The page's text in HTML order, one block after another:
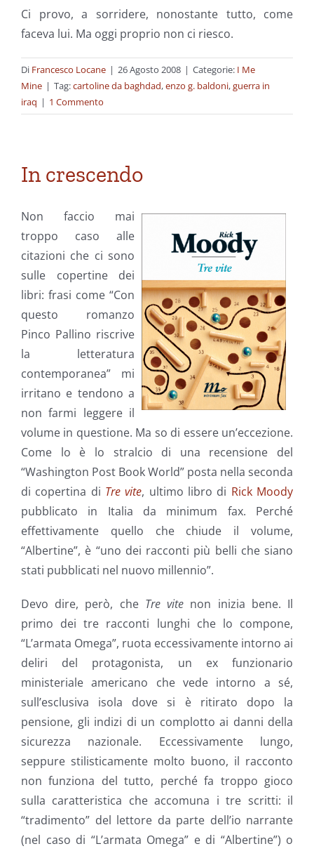
Ci provo, a sorridere, nonostante tutto, come
faceva lui. Ma oggi proprio non ci riesco.
Di Francesco Locane | 26 Agosto 2008 | Categorie: I Me
Mine | Tag:cartoline da baghdad,enzo g. baldoni,guerra in
iraq | 1 Commento
In crescendo
Non faccio mai
troppo caso alle
citazioni che ci sono
sulle copertine dei
libri: frasi come “Con
questo romanzo
Pinco Pallino riscrive
la letteratura
contemporanea” mi
irritano e tendono a
non farmi leggere il
volume in questione. Ma so di essere un’eccezione.
Come lo è lo stralcio di una recensione del
“Washington Post Book World” posta nella seconda
di copertina di Tre vite, ultimo libro di Rick Moody
pubblicato in Italia da minimum fax. Perché
effettivamente quello che chiude il volume,
“Albertine”, è “uno dei racconti più belli che siano
stati pubblicati nel nuovo millennio”.
Devo dire, però, che Tre vite non inizia bene. Il
primo dei tre racconti lunghi che lo compone,
“L’armata Omega”, ruota eccessivamente intorno ai
deliri del protagonista, un ex funzionario
ministeriale americano che vede intorno a sé,
sull’esclusiva isola dove si è ritirato dopo la
pensione, gli indizi di un complotto ai danni della
sicurezza nazionale. Eccessivamente lungo,
seppure stilisticamente molto buono, il racconto
non funziona del tutto, perché fa troppo gioco
sulla caratteristica che accomuna i tre scritti: il
“tradimento” del lettore da parte dell’io narrante
(nel caso di “L’armata Omega” e di “Albertine”) o